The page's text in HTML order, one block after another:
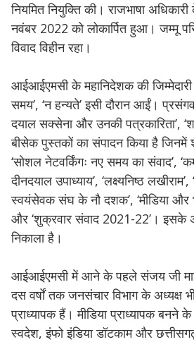
नियमित नियुक्ति की। राजभाषा
नवंबर 2022 को लोकार्पित हुआ। जम्मू
विवाद विहीन रहा।
आईआईएमसी के महानिदेशक की
समय’, ‘न हन्यते’ इसी दौरान आईं।
दयाल सक्सेना और उनकी पत्रकारिता’,
बीसेक पुस्तकों का संपादन किया है जिनमें
‘सोशल नेटवर्किंगः नए समय का संवाद’,
दीनदयाल उपाध्याय’, ‘लक्ष्यनिष्ठ
स्वयंसेवक संघ के नौ दशक’, ‘मीडिया और
और ‘शुक्रवार संवाद 2021-22’। इसके
निकाला है।
आईआईएमसी में आने के पहले संजय जी
दस वर्षों तक जनसंचार विभाग के
प्राध्यापक हैं। मीडिया प्राध्यापक
स्वदेश, इंफो इंडिया डॉटकाम और